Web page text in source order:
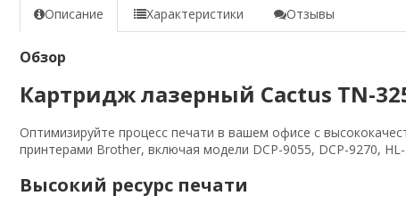
Описание Характеристики Отзывы
Обзор
Картридж лазерный Cactus TN-
Оптимизируйте процесс печати в вашем офисе с
принтерами Brother, включая модели DCP-9055, DCP-9270,
Высокий ресурс печати